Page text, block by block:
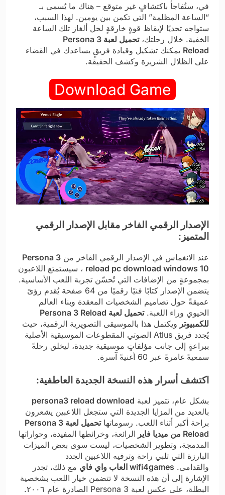
في، ستُفاجأ باكتشافٍ غير متوقع – هناك ما يُسمى بـ
“الساعة المظلمة” التي تكمن بين يومين. لهذا السبب،
ستواجه تحديًا لإيقاظ قوةٍ خارقةٍ لحل ألغاز تلك الساعة
الخفية. خلال رحلتك،
تحميل لعبة Persona 3
Reload يمكنك تشكيل وقيادة فريقٍ يساعدك في القضاء
على الظلال الشريرة وكشف الحقيقة.
Download Game
الإصدار الرقمي الفاخر مقابل الإصدار الرقمي
المتميز:
عند الانغماس في الإصدار الرقمي الفاخر من Persona 3
reload pc download windows 10 ، سيستمتع اللاعبون
بمجموعةٍ من الإضافات التي تُحسّن تجربة اللعب الأساسية.
يتضمن الإصدار كتابًا فنيًا رقميًا من 64 صفحة يُقدم رؤىً
عميقةً حول تصاميم الشخصيات المعقدة وبناء العالم
الحيوي وراء اللعبة.
تحميل لعبة Persona 3 Reload
للكمبيوتر ويكتمل هذا بالموسيقى التصويرية الرقمية، حيث
يُجدد فريق Atlus الصوتي المقطوعات الموسيقية الأصلية
ببراعةٍ إلى جانب مؤلفاتٍ موسيقية جديدة، ليخلق رحلةً
سمعيةً غامرةً عبر 60 أغنيةً آسرة.
اكتشف أسرار هذه النسخة الجديدة العاطفية:
بشكل عام، تتميز لعبة persona3 reload download
بالعديد من المزايا الجديدة التي ستجعل اللاعبين يشعرون
براحة أكبر أثناء اللعب. رسوماتها
تحميل لعبة Persona 3
Reload من ميديا فاير
الرائعة، وخرائطها المفيدة، وحواراتها
المدمجة، وتطوير الشخصيات، ليست سوى بعض الميزات
البارزة التي تلبي راحة وترفيه اللاعبين الجدد
والقدامى. wifi4games العاب واي فاي
مع ذلك، تجدر
الإشارة إلى أن هذه النسخة لا تتضمن خيار اللعب بشخصية
البطلة، على عكس لعبة Persona 3 الصادرة عام ٢٠٠٦.